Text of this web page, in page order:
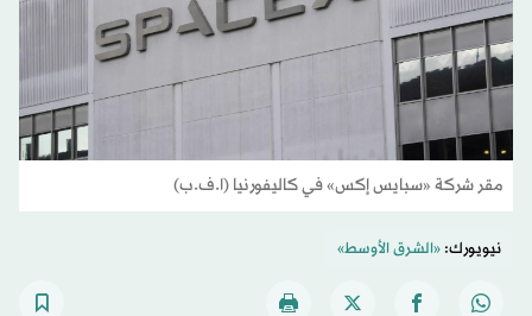
مقر شركة «سبايس إكس» في كاليفورنيا (ا.ف.ب)
نيويورك:«الشرق الأوسط»